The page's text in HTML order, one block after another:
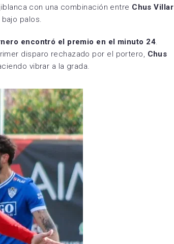
con una combinación entre Chus Villar
palos.
encontró el premio en el minuto 24
disparo rechazado por el portero, Chus
vibrar a la grada.